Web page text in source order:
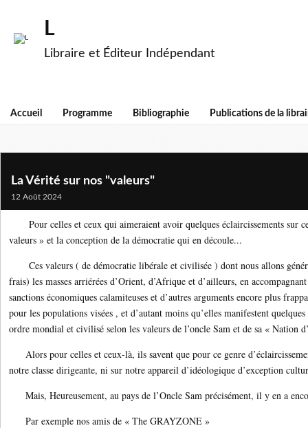
L
Libraire et Éditeur Indépendant
Accueil Programme Bibliographie Publications de la
La Vérité sur nos "valeurs"
12 Août 2024
Pour celles et ceux qui aimeraient avoir quelques éclaircissements sur
valeurs » et la conception de la démocratie qui en découle...
Ces valeurs ( de démocratie libérale et civilisée ) dont nous allons
frais) les masses arriérées d’Orient, d’Afrique et d’ailleurs, en
sanctions économiques calamiteuses et d’autres arguments encore plus
pour les populations visées , et d’autant moins qu’elles manifestent
ordre mondial et civilisé selon les valeurs de l’oncle Sam et de sa « Nation
Alors pour celles et ceux-là, ils savent que pour ce genre
notre classe dirigeante, ni sur notre appareil d’idéologique d’exception
Mais, Heureusement, au pays de l’Oncle Sam précisément, il y en a
Par exemple nos amis de « The GRAYZONE »